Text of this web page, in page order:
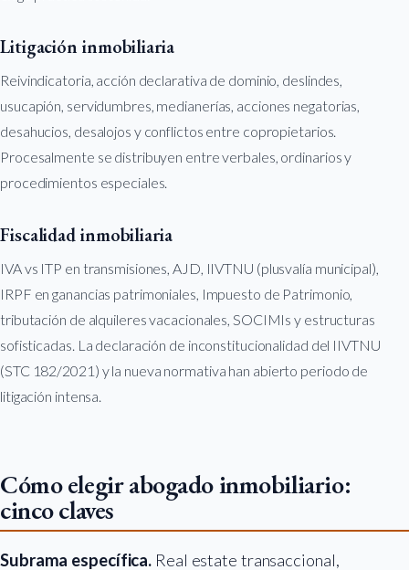
Litigación inmobiliaria
Reivindicatoria, acción declarativa de dominio, deslindes,
usucapión, servidumbres, medianerías, acciones negatorias,
desahucios, desalojos y conflictos entre copropietarios.
Procesalmente se distribuyen entre verbales, ordinarios y
procedimientos especiales.
Fiscalidad inmobiliaria
IVA vs ITP en transmisiones, AJD, IIVTNU (plusvalía municipal),
IRPF en ganancias patrimoniales, Impuesto de Patrimonio,
tributación de alquileres vacacionales, SOCIMIs y estructuras
sofisticadas. La declaración de inconstitucionalidad del IIVTNU
(STC 182/2021) y la nueva normativa han abierto periodo de
litigación intensa.
Cómo elegir abogado inmobiliario:
cinco claves
Subrama específica. Real estate transaccional,